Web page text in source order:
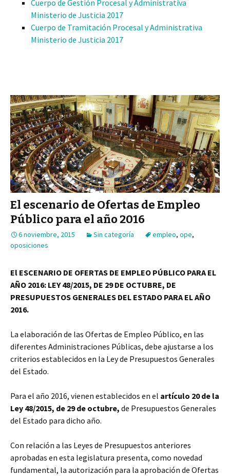
Cuerpo de Gestión Procesal y Administrativa
Ministerio de Justicia 2017
Cuerpo de Tramitación Procesal y Administrativa
Ministerio de Justicia 2017
El escenario de Ofertas de Empleo
Público para el año 2016
6 noviembre, 2015 Sin categoría empleo, ope,
oposiciones
El ESCENARIO DE OFERTAS DE EMPLEO PÚBLICO PARA EL
AÑO 2016: LEY 48/2015, DE 29 DE OCTUBRE, DE
PRESUPUESTOS GENERALES DEL ESTADO PARA EL AÑO
2016.
La elaboración de las Ofertas de Empleo Público, en las
diferentes Administraciones Públicas, debe ajustarse a los
criterios establecidos en la Ley de Presupuestos Generales
del Estado.
Para el año 2016, vienen establecidos en el artículo 20 de la
Ley 48/2015, de 29 de octubre, de Presupuestos Generales
del Estado para dicho año.
Con relación a las Leyes de Presupuestos anteriores
aprobadas en esta legislatura presenta, como novedad
fundamental, la autorización para la aprobación de Ofertas